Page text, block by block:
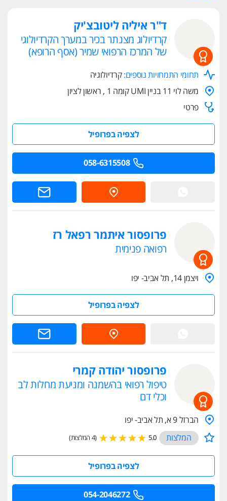
ד"ר איליה ליטובצ'יק
קרדיולוג מצנתר בכיר במערך הקרדיולוגי
של המרכז הרפואי שמיר (אסף הרופא)
תחומי התמחויות נוספים: קרדיולוגיה
משה לוי 11 בניין UMI קומה 1 , ראשון לציון
פרטי
לצפיה בפרופיל
058-6315508
פרופסור איתמר רפאל רז
רפואה פנימית
ויצמן 14, תל אביב- יפו
לצפיה בפרופיל
פרופסור יהודה קמרי
טיפול רפואי בהשמנה ומניעת מחלות לב
וכלי דם
הברזל 9 א, תל אביב- יפו
המלצות
5.0 (4 המלצות)
לצפיה בפרופיל
054-2046272